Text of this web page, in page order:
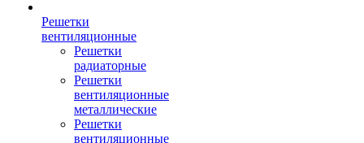
Решетки
вентиляционные
Решетки
радиаторные
Решетки
вентиляционные
металлические
Решетки
вентиляционные